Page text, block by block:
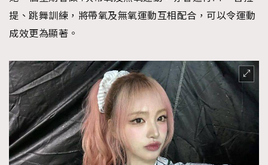
提、跳舞訓練，將帶氧及無氧運動互相配合，可以令運動
成效更為顯著。